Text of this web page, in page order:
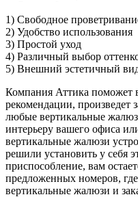
1) Свободное
2) Удобство использования
3) Простой уход
4) Различный выбор
5) Внешний эстетичный
Компания Аттика поможет
рекомендации, произведет
любые вертикальные
интерьеру вашего офиса
вертикальные жалюзи
решили установить у себя
приспособление, вам
предложенных номеров,
вертикальные жалюзи и